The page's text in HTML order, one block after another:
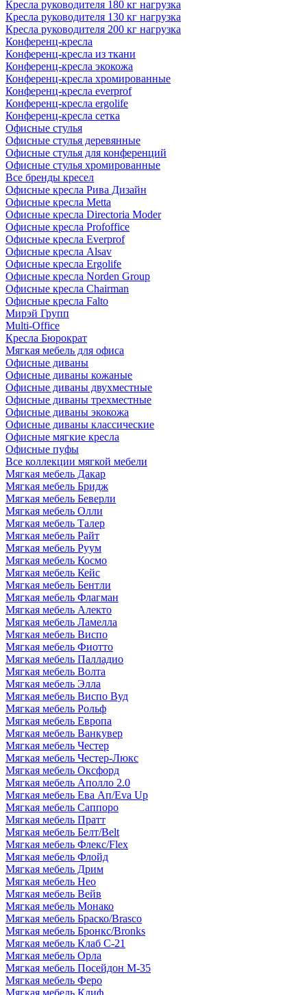
Кресла руководителя 180 кг нагрузка
Кресла руководителя 130 кг нагрузка
Кресла руководителя 200 кг нагрузка
Конференц-кресла
Конференц-кресла из ткани
Конференц-кресла экокожа
Конференц-кресла хромированные
Конференц-кресла everprof
Конференц-кресла ergolife
Конференц-кресла сетка
Офисные стулья
Офисные стулья деревянные
Офисные стулья для конференций
Офисные стулья хромированные
Все бренды кресел
Офисные кресла Рива Дизайн
Офисные кресла Metta
Офисные кресла Directoria Moder
Офисные кресла Profoffice
Офисные кресла Everprof
Офисные кресла Alsav
Офисные кресла Ergolife
Офисные кресла Norden Group
Офисные кресла Chairman
Офисные кресла Falto
Мирэй Групп
Multi-Office
Кресла Бюрократ
Мягкая мебель для офиса
Офисные диваны
Офисные диваны кожаные
Офисные диваны двухместные
Офисные диваны трехместные
Офисные диваны экокожа
Офисные диваны классические
Офисные мягкие кресла
Офисные пуфы
Все коллекции мягкой мебели
Мягкая мебель Дакар
Мягкая мебель Бридж
Мягкая мебель Беверли
Мягкая мебель Олли
Мягкая мебель Талер
Мягкая мебель Райт
Мягкая мебель Руум
Мягкая мебель Космо
Мягкая мебель Кейс
Мягкая мебель Бентли
Мягкая мебель Флагман
Мягкая мебель Алекто
Мягкая мебель Ламелла
Мягкая мебель Виспо
Мягкая мебель Фиотто
Мягкая мебель Палладио
Мягкая мебель Волта
Мягкая мебель Элла
Мягкая мебель Виспо Вуд
Мягкая мебель Рольф
Мягкая мебель Европа
Мягкая мебель Ванкувер
Мягкая мебель Честер
Мягкая мебель Честер-Люкс
Мягкая мебель Оксфорд
Мягкая мебель Аполло 2.0
Мягкая мебель Ева Ап/Eva Up
Мягкая мебель Саппоро
Мягкая мебель Пратт
Мягкая мебель Белт/Belt
Мягкая мебель Флекс/Flex
Мягкая мебель Флойд
Мягкая мебель Дрим
Мягкая мебель Нео
Мягкая мебель Вейв
Мягкая мебель Монако
Мягкая мебель Браско/Brasco
Мягкая мебель Бронкс/Bronks
Мягкая мебель Клаб С-21
Мягкая мебель Орла
Мягкая мебель Посейдон М-35
Мягкая мебель Феро
Мягкая мебель Клиф